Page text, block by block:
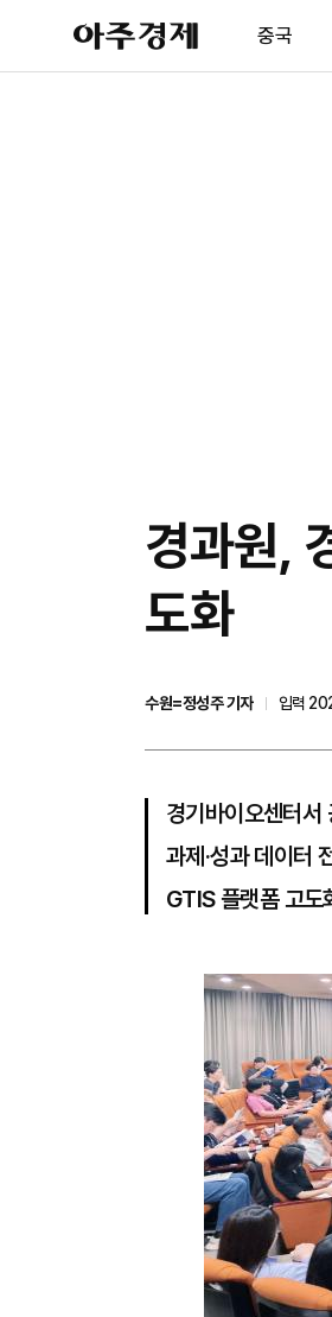
아
주
제
중국
경과원,
도화
수원=정성주 기자
입력
경기바이오센터서
과제·성과 데이터
GTIS 플랫폼 고도